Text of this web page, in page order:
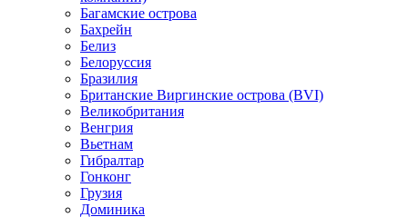
Багамские острова
Бахрейн
Белиз
Белоруссия
Бразилия
Британские Виргинские острова (BVI)
Великобритания
Венгрия
Вьетнам
Гибралтар
Гонконг
Грузия
Доминика